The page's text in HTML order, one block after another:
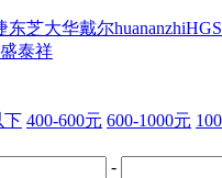
东芝大华戴尔huananzhi
盛泰祥
下 400-600元 600-1000元
-